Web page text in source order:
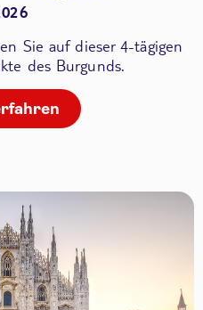
Sie auf dieser 4-tägigen
des Burgunds.